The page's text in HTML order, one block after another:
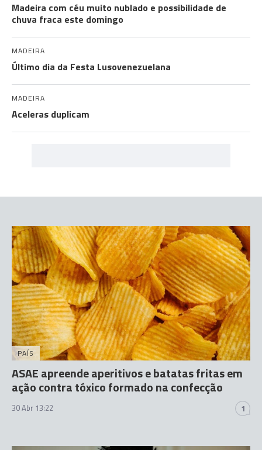
Madeira com céu muito nublado e possibilidade de
chuva fraca este domingo
MADEIRA
Último dia da Festa Lusovenezuelana
MADEIRA
Aceleras duplicam
PAÍS
ASAE apreende aperitivos e batatas fritas em
ação contra tóxico formado na confecção
30 Abr 13:22 1